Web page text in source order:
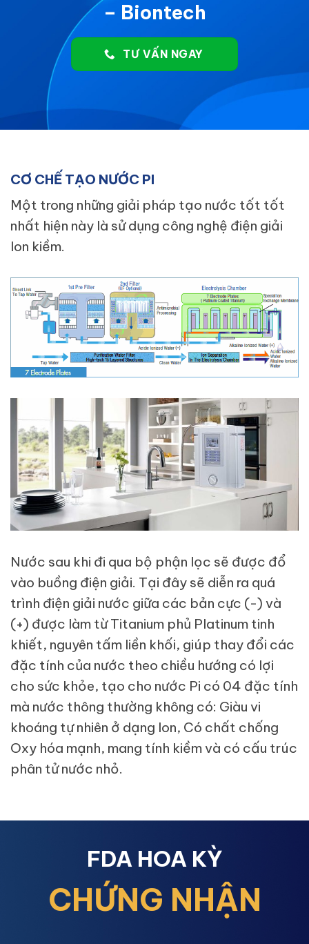
– Biontech
TƯ VẤN NGAY
CƠ CHẾ TẠO NƯỚC PI
Một trong những giải pháp tạo nước tốt tốt
nhất hiện này là sử dụng công nghệ điện giải
Ion kiềm.
Nước sau khi đi qua bộ phận lọc sẽ được đổ
vào buồng điện giải. Tại đây sẽ diễn ra quá
trình điện giải nước giữa các bản cực (-) và
(+) được làm từ Titanium phủ Platinum tinh
khiết, nguyên tấm liền khối, giúp thay đổi các
đặc tính của nước theo chiều hướng có lợi
cho sức khỏe, tạo cho nước Pi có 04 đặc tính
mà nước thông thường không có: Giàu vi
khoáng tự nhiên ở dạng Ion, Có chất chống
Oxy hóa mạnh, mang tính kiềm và có cấu trúc
phân tử nước nhỏ.
FDA HOA KỲ
CHỨNG NHẬN